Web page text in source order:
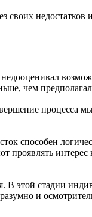
своих
чем
процесса
способен
проявлять
этой стадии
и